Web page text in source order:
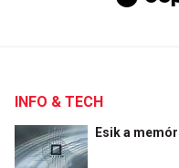
INFO & TECH
Esik a